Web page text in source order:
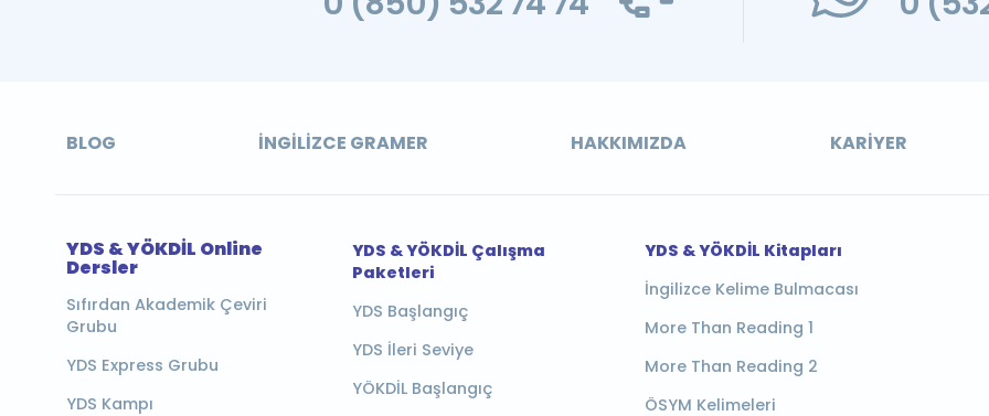
BLOG İNGILIZCE GRAMER HAKKIMIZDA KARIYER
YDS & YÖKDİL Online
Dersler
Sıfırdan Akademik Çeviri
Grubu
YDS Express Grubu
YDS Kampı
YDS & YÖKDİL Çalışma
Paketleri
YDS Başlangıç
YDS İleri Seviye
YÖKDİL Başlangıç
YDS & YÖKDİL Kitapları
İngilizce Kelime Bulmacası
More Than Reading 1
More Than Reading 2
ÖSYM Kelimeleri